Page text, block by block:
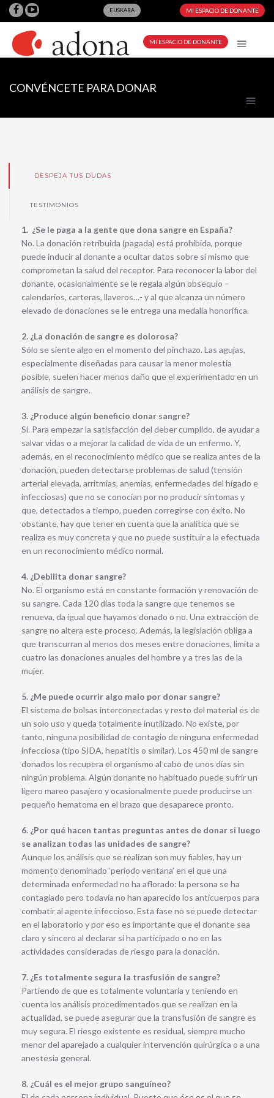
EUSKARA MI ESPACIO DE DONANTE
MI ESPACIO DE DONANTE
CONVÉNCETE PARA DONAR
DESPEJA TUS DUDAS
TESTIMONIOS
1. ¿Se le paga a la gente que dona sangre en España?
No. La donación retribuida (pagada) está prohibida, porque
puede inducir al donante a ocultar datos sobre sí mismo que
comprometan la salud del receptor. Para reconocer la labor del
donante, ocasionalmente se le regala algún obsequio –
calendarios, carteras, llaveros…- y al que alcanza un número
elevado de donaciones se le entrega una medalla honorífica.
2. ¿La donación de sangre es dolorosa?
Sólo se siente algo en el momento del pinchazo. Las agujas,
especialmente diseñadas para causar la menor molestia
posible, suelen hacer menos daño que el experimentado en un
análisis de sangre.
3. ¿Produce algún beneficio donar sangre?
Sí. Para empezar la satisfacción del deber cumplido, de ayudar a
salvar vidas o a mejorar la calidad de vida de un enfermo. Y,
además, en el reconocimiento médico que se realiza antes de la
donación, pueden detectarse problemas de salud (tensión
arterial elevada, arritmias, anemias, enfermedades del hígado e
infecciosas) que no se conocían por no producir síntomas y
que, detectados a tiempo, pueden corregirse con éxito. No
obstante, hay que tener en cuenta que la analítica que se
realiza es muy concreta y que no puede sustituir a la efectuada
en un reconocimiento médico normal.
4. ¿Debilita donar sangre?
No. El organismo está en constante formación y renovación de
su sangre. Cada 120 días toda la sangre que tenemos se
renueva, da igual que hayamos donado o no. Una extracción de
sangre no altera este proceso. Además, la legislación obliga a
que transcurran al menos dos meses entre donaciones, limita a
cuatro las donaciones anuales del hombre y a tres las de la
mujer.
5. ¿Me puede ocurrir algo malo por donar sangre?
El sistema de bolsas interconectadas y resto del material es de
un solo uso y queda totalmente inutilizado. No existe, por
tanto, ninguna posibilidad de contagio de ninguna enfermedad
infecciosa (tipo SIDA, hepatitis o similar). Los 450 ml de sangre
donados los recupera el organismo al cabo de unos días sin
ningún problema. Algún donante no habituado puede sufrir un
ligero mareo pasajero y ocasionalmente puede producirse un
pequeño hematoma en el brazo que desaparece pronto.
6. ¿Por qué hacen tantas preguntas antes de donar si luego
se analizan todas las unidades de sangre?
Aunque los análisis que se realizan son muy fiables, hay un
momento denominado ‘periodo ventana’ en el que una
determinada enfermedad no ha aflorado: la persona se ha
contagiado pero todavía no han aparecido los anticuerpos para
combatir al agente infeccioso. Esta fase no se puede detectar
en el laboratorio y por eso es importante que el donante sea
claro y sincero al declarar si ha participado o no en las
actividades consideradas de riesgo para la donación.
7. ¿Es totalmente segura la trasfusión de sangre?
Partiendo de que es totalmente voluntaria y teniendo en
cuenta los análisis procedimentados que se realizan en la
actualidad, se puede asegurar que la transfusión de sangre es
muy segura. El riesgo existente es residual, siempre mucho
menor del aparejado a cualquier intervención quirúrgica o a una
anestesia general.
8. ¿Cuál es el mejor grupo sanguíneo?